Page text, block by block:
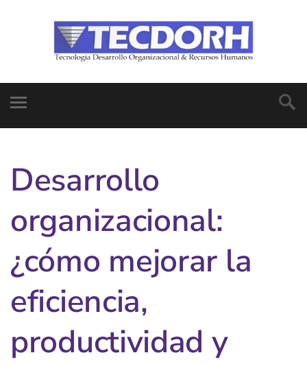
Desarrollo
organizacional:
¿cómo mejorar la
eficiencia,
productividad y